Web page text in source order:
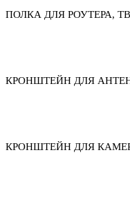
ПОЛКА ДЛЯ РОУТЕРА,
КРОНШТЕЙН ДЛЯ
КРОНШТЕЙН ДЛЯ